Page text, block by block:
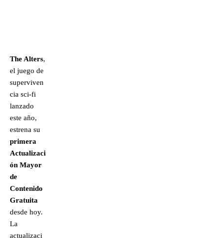
The Alters,
el juego de
superviven
cia sci-fi
lanzado
este año,
estrena su
primera
Actualizaci
ón Mayor
de
Contenido
Gratuita
desde hoy.
La
actualizaci